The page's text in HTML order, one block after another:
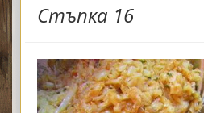
Стъпка 16